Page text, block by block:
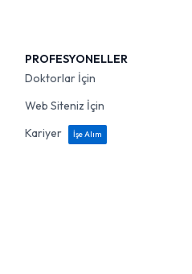
PROFESYONELLER
Doktorlar İçin
Web Siteniz İçin
Kariyer
İşe Alım